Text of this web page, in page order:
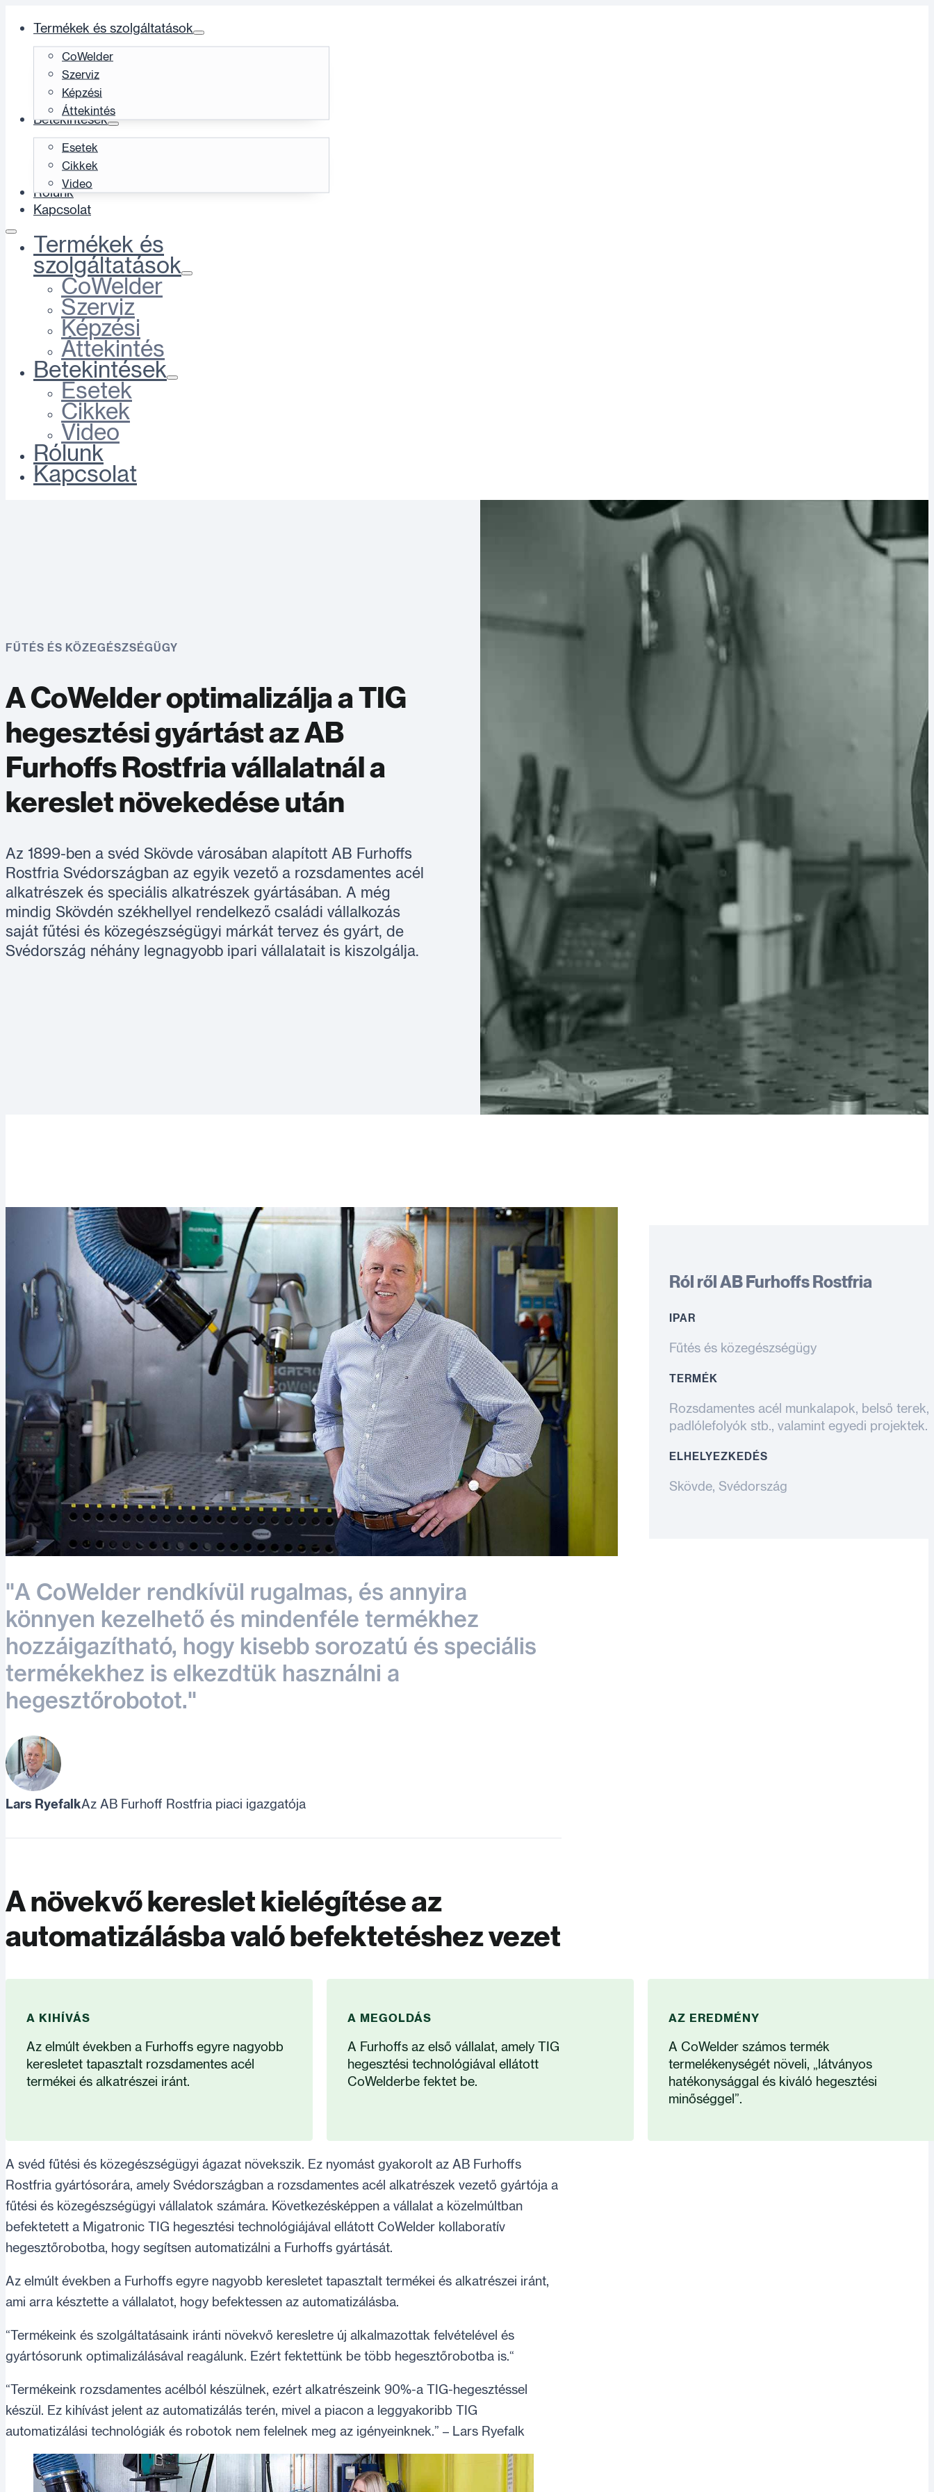
Termékek és szolgáltatások
CoWelder
Szerviz
Képzési
Áttekintés
Betekintések
Esetek
Cikkek
Video
Rólunk
Kapcsolat
Termékek és
szolgáltatások
CoWelder
Szerviz
Képzési
Áttekintés
Betekintések
Esetek
Cikkek
Video
Rólunk
Kapcsolat
FŰTÉS ÉS KÖZEGÉSZSÉGÜGY
A CoWelder optimalizálja a TIG
hegesztési gyártást az AB
Furhoffs Rostfria vállalatnál a
kereslet növekedése után
Az 1899-ben a svéd Skövde városában alapított AB Furhoffs
Rostfria Svédországban az egyik vezető a rozsdamentes acél
alkatrészek és speciális alkatrészek gyártásában. A még
mindig Skövdén székhellyel rendelkező családi vállalkozás
saját fűtési és közegészségügyi márkát tervez és gyárt, de
Svédország néhány legnagyobb ipari vállalatait is kiszolgálja.
Ról ről AB Furhoffs Rostfria
IPAR
Fűtés és közegészségügy
TERMÉK
Rozsdamentes acél munkalapok, belső terek,
padlólefolyók stb., valamint egyedi projektek.
ELHELYEZKEDÉS
Skövde, Svédország
"A CoWelder rendkívül rugalmas, és annyira
könnyen kezelhető és mindenféle termékhez
hozzáigazítható, hogy kisebb sorozatú és speciális
termékekhez is elkezdtük használni a
hegesztőrobotot."
Lars RyefalkAz AB Furhoff Rostfria piaci igazgatója
A növekvő kereslet kielégítése az
automatizálásba való befektetéshez vezet
A KIHÍVÁS
Az elmúlt években a Furhoffs egyre nagyobb
keresletet tapasztalt rozsdamentes acél
termékei és alkatrészei iránt.
A MEGOLDÁS
A Furhoffs az első vállalat, amely TIG
hegesztési technológiával ellátott
CoWelderbe fektet be.
AZ EREDMÉNY
A CoWelder számos termék
termelékenységét növeli, „látványos
hatékonysággal és kiváló hegesztési
minőséggel”.
A svéd fűtési és közegészségügyi ágazat növekszik. Ez nyomást gyakorolt az AB Furhoffs
Rostfria gyártósorára, amely Svédországban a rozsdamentes acél alkatrészek vezető gyártója a
fűtési és közegészségügyi vállalatok számára. Következésképpen a vállalat a közelmúltban
befektetett a Migatronic TIG hegesztési technológiájával ellátott CoWelder kollaboratív
hegesztőrobotba, hogy segítsen automatizálni a Furhoffs gyártását.
Az elmúlt években a Furhoffs egyre nagyobb keresletet tapasztalt termékei és alkatrészei iránt,
ami arra késztette a vállalatot, hogy befektessen az automatizálásba.
“Termékeink és szolgáltatásaink iránti növekvő keresletre új alkalmazottak felvételével és
gyártósorunk optimalizálásával reagálunk. Ezért fektettünk be több hegesztőrobotba is.“
“Termékeink rozsdamentes acélból készülnek, ezért alkatrészeink 90%-a TIG-hegesztéssel
készül. Ez kihívást jelent az automatizálás terén, mivel a piacon a leggyakoribb TIG
automatizálási technológiák és robotok nem felelnek meg az igényeinknek.” – Lars Ryefalk